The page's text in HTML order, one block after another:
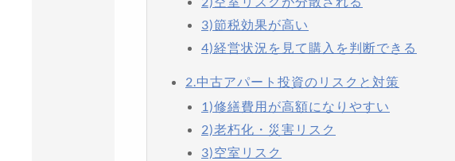
3)節税効果が高い
4)経営状況を見て購入を判断できる
2.中古アパート投資のリスクと対策
1)修繕費用が高額になりやすい
2)老朽化・災害リスク
3)空室リスク